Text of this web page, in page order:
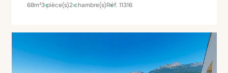
68m²3 pièce(s)2 chambre(s)Réf. 11316